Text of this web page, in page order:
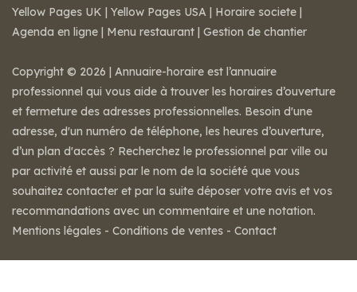
Yellow Pages UK | Yellow Pages USA | Horaire societe |
Agenda en ligne | Menu restaurant | Gestion de chantier
Copyright © 2026 | Annuaire-horaire est l’annuaire
professionnel qui vous aide à trouver les horaires d’ouverture
et fermeture des adresses professionnelles. Besoin d'une
adresse, d'un numéro de téléphone, les heures d’ouverture,
d’un plan d'accès ? Recherchez le professionnel par ville ou
par activité et aussi par le nom de la société que vous
souhaitez contacter et par la suite déposer votre avis et vos
recommandations avec un commentaire et une notation.
Mentions légales - Conditions de ventes - Contact